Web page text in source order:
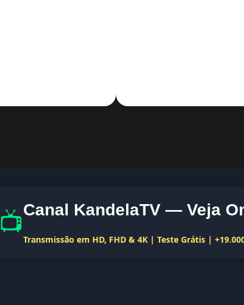
📺Canal KandelaTV — Veja
Transmissão em HD, FHD & 4K | Teste Grátis |